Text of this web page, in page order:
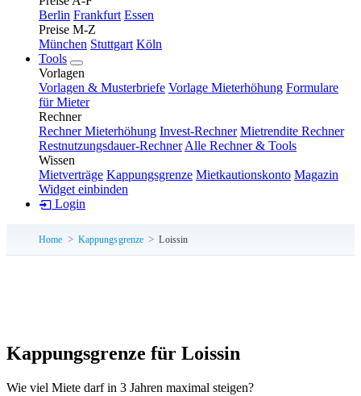
Berlin Frankfurt Essen
Preise M-Z
München Stuttgart Köln
Tools
Vorlagen
Vorlagen & Musterbriefe Vorlage Mieterhöhung Formulare
für Mieter
Rechner
Rechner Mieterhöhung Invest-Rechner Mietrendite Rechner
Restnutzungsdauer-Rechner Alle Rechner & Tools
Wissen
Mietverträge Kappungsgrenze Mietkautionskonto Magazin
Widget einbinden
Login
Home Kappungsgrenze Loissin
Kappungsgrenze für Loissin
Wie viel Miete darf in 3 Jahren maximal steigen?